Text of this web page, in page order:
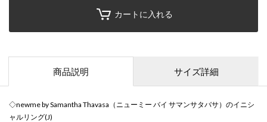
カートに入れる
商品説明 サイズ詳細
◇newme by Samantha Thavasa（ニューミー バイ サマンサタバサ）のイニシ
ャルリング(J)